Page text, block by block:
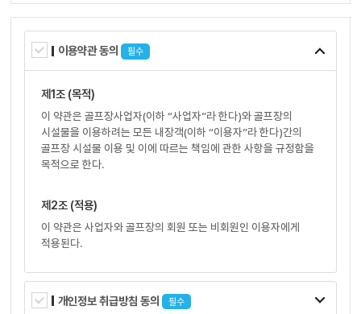
이용약관 동의 필수
제1조 (목적)
이 약관은 골프장사업자(이하 “사업자”라 한다)와 골프장의
시설물을 이용하려는 모든 내장객(이하 “이용자”라 한다)간의
골프장 시설물 이용 및 이에 따르는 책임에 관한 사항을 규정함을
목적으로 한다.
제2조 (적용)
이 약관은 사업자와 골프장의 회원 또는 비회원인 이용자에게
적용된다.
제3조 (계약의 성립)
골프장 이용계약은 이용자가 골프장이용을 청약하는 의사표시와
개인정보 취급방침 동의 필수